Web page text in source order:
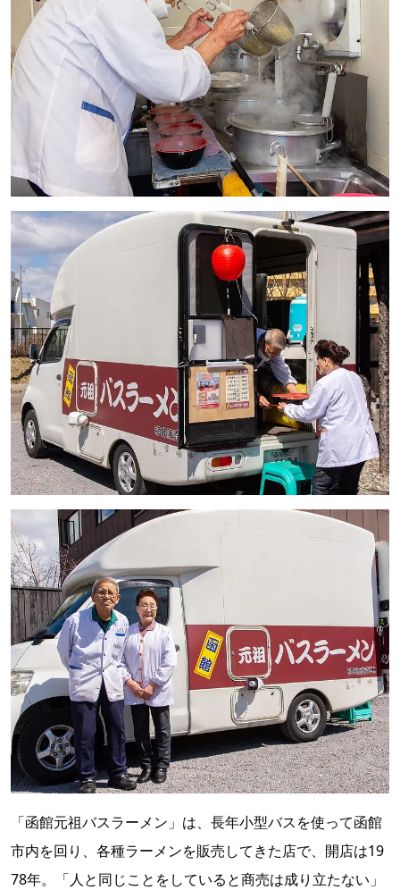
「函館元祖バスラーメン」は、長年小型バスを使って函館
市内を回り、各種ラーメンを販売してきた店で、開店は19
78年。「人と同じことをしていると商売は成り立たない」